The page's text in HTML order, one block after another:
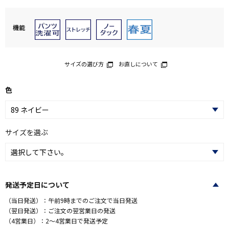
機能
サイズの選び方 お直しについて
色
サイズを選ぶ
発送予定日について
（当日発送）：午前9時までのご注文で当日発送
（翌日発送）：ご注文の翌営業日の発送
（4営業日）：2～4営業日で発送予定